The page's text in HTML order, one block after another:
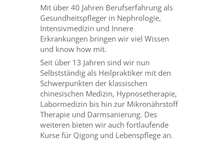
Mit über 40 Jahren Berufserfahrung als
Gesundheitspfleger in Nephrologie,
Intensivmedizin und Innere
Erkrankungen bringen wir viel Wissen
und know how mit.
Seit über 13 Jahren sind wir nun
Selbstständig als Heilpraktiker mit den
Schwerpunkten der klassischen
chinesischen Medizin, Hypnosetherapie,
Labormedizin bis hin zur Mikronährstoff
Therapie und Darmsanierung. Des
weiteren bieten wir auch fortlaufende
Kurse für Qigong und Lebenspflege an.